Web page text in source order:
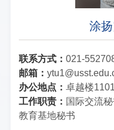
涂
联系方式： 021-
邮箱：
办公地点： 卓越楼1101
工作职责： 国际交流
教育基地秘书